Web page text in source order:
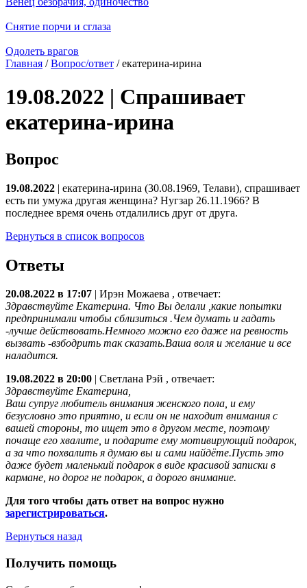
Снятие порчи и сглаза
Одолеть врагов
Главная /Вопрос/ответ / екатерина-ирина
19.08.2022 | Спрашивает
екатерина-ирина
Вопрос
19.08.2022 | екатерина-ирина (30.08.1969, Телави), спрашивает
есть пи умужа другая женщина? Нугзар 26.11.1966? В
последнее время очень отдалились друг от друга.
Вернуться в список вопросов
Ответы
20.08.2022 в 17:07 Ирэн Можаева , отвечает:
Здравствуйте Екатерина. Что Вы делали ,какие попытки
предпринимали чтобы сблизиться .Чем думать и гадать
-лучше действовать.Немного можно его даже на ревность
вызвать -взбодрить так сказать.Ваша воля и желание и все
наладится.
19.08.2022 в 20:00
Светлана Рэй , отвечает:
Здравствуйте Екатерина,
Ваш супруг любитель внимания женского пола, и ему
безусловно это приятно, и если он не находит внимания с
вашей стороны, то ищет это в другом месте, поэтому
почаще его хвалите, и подарите ему мотивирующий подарок,
а за что похвалить я думаю вы и сами найдёте.Пусть это
даже будет маленький подарок в виде красивой записки в
кармане, но дорог не подарок, а дорого внимание.
Для того чтобы дать ответ на вопрос нужно
зарегистрироваться.
Вернуться назад
Получить помощь